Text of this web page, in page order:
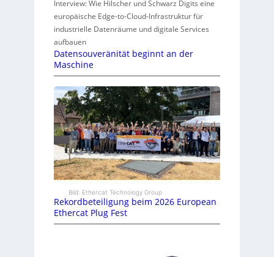
Interview: Wie Hilscher und Schwarz Digits eine
europäische Edge-to-Cloud-Infrastruktur für
industrielle Datenräume und digitale Services
aufbauen
Datensouveränität beginnt an der
Maschine
Bild: Ethercat Technology Group
Rekordbeteiligung beim 2026 European
Ethercat Plug Fest